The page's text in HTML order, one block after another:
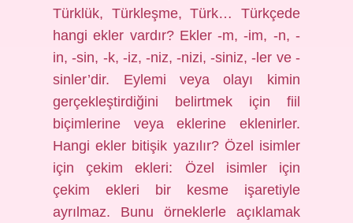
Türklük, Türkleşme, Türk… Türkçede
hangi ekler vardır? Ekler -m, -im, -n, -
in, -sin, -k, -iz, -niz, -nizi, -siniz, -ler ve -
sinler’dir. Eylemi veya olayı kimin
gerçekleştirdiğini belirtmek için fiil
biçimlerine veya eklerine eklenirler.
Hangi ekler bitişik yazılır? Özel isimler
için çekim ekleri: Özel isimler için
çekim ekleri bir kesme işaretiyle
ayrılmaz. Bunu örneklerle açıklamak